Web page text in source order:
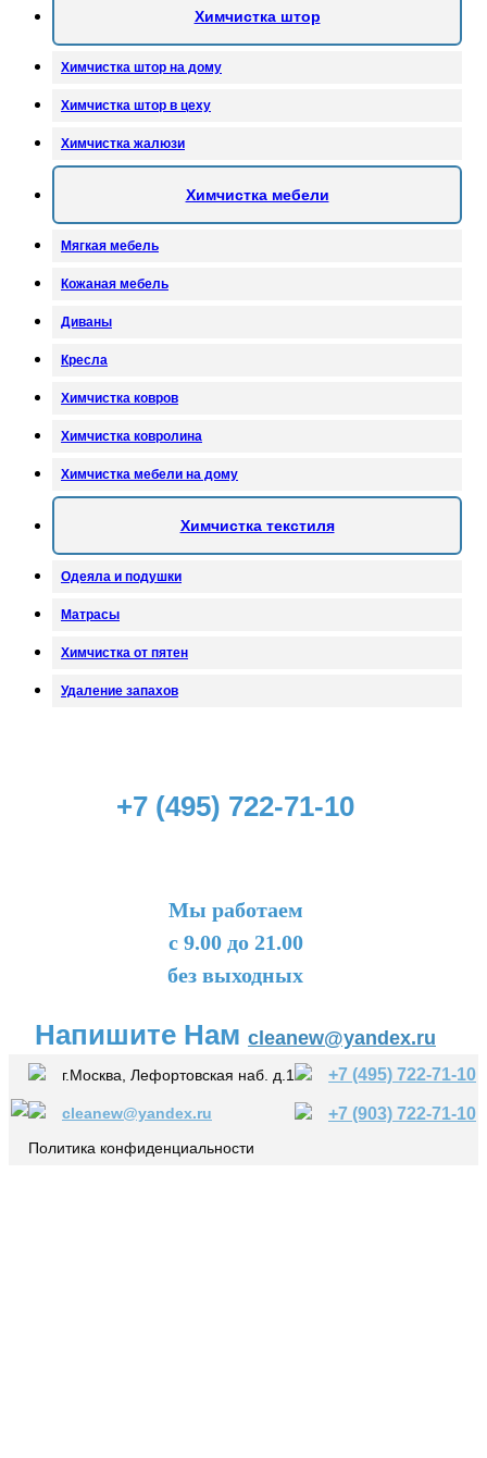
Химчистка штор
Химчистка штор на дому
Химчистка штор в цеху
Химчистка жалюзи
Химчистка мебели
Мягкая мебель
Кожаная мебель
Диваны
Кресла
Химчистка ковров
Химчистка ковролина
Химчистка мебели на дому
Химчистка текстиля
Одеяла и подушки
Матрасы
Химчистка от пятен
Удаление запахов
+7 (495) 722-71-10
Мы работаем
с 9.00 до 21.00
без выходных
Напишите Нам cleanew@yandex.ru
г.Москва, Лефортовская наб. д.1
cleanew@yandex.ru
Политика конфиденциальности
+7 (495) 722-71-10
+7 (903) 722-71-10